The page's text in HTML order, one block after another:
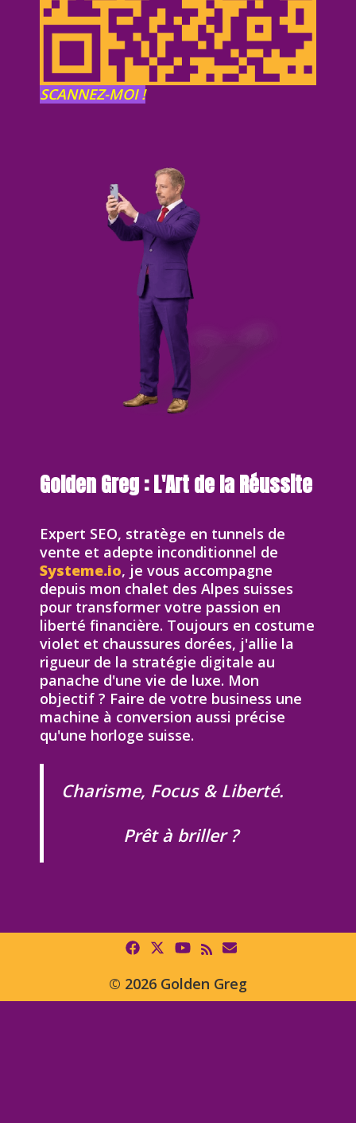
SCANNEZ-MOI !
Golden Greg : L'Art de la Réussite
Expert SEO, stratège en tunnels de
vente et adepte inconditionnel de
Systeme.io, je vous accompagne
depuis mon chalet des Alpes suisses
pour transformer votre passion en
liberté financière. Toujours en costume
violet et chaussures dorées, j'allie la
rigueur de la stratégie digitale au
panache d'une vie de luxe. Mon
objectif ? Faire de votre business une
machine à conversion aussi précise
qu'une horloge suisse.
Charisme, Focus & Liberté.
Prêt à briller ?
© 2026 Golden Greg